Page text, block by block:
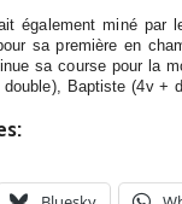
également miné par
sa première en
sa course pour la
Baptiste (4v +